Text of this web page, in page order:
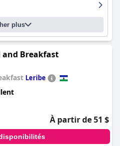
plus
and Breakfast
Leribe
À partir de 51 $